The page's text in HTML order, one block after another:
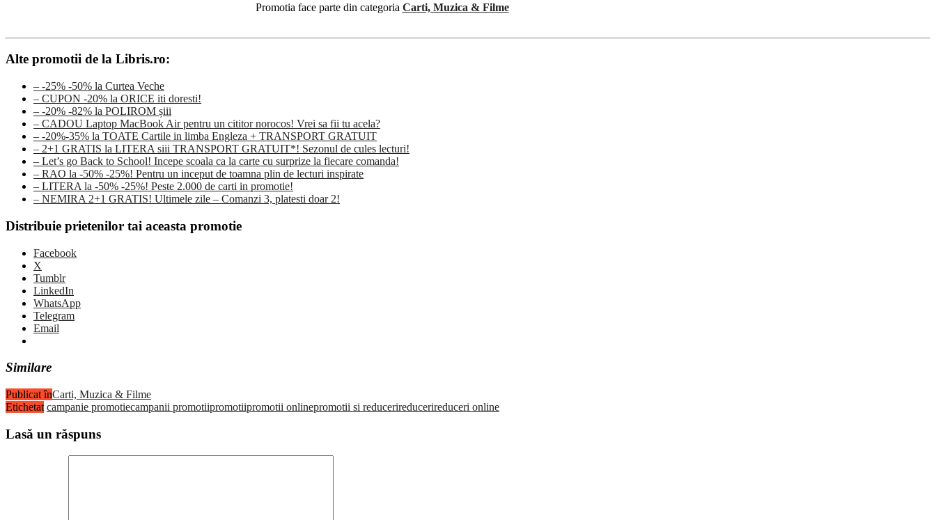
Promotia face parte din categoria Carti, Muzica & Filme
Alte promotii de la Libris.ro:
– -25% -50% la Curtea Veche
– CUPON -20% la ORICE iti doresti!
– -20% -82% la POLIROM șiii
– CADOU Laptop MacBook Air pentru un cititor norocos! Vrei sa fii tu acela?
– -20%-35% la TOATE Cartile in limba Engleza + TRANSPORT GRATUIT
– 2+1 GRATIS la LITERA siii TRANSPORT GRATUIT*! Sezonul de cules lecturi!
– Let’s go Back to School! Incepe scoala ca la carte cu surprize la fiecare comanda!
– RAO la -50% -25%! Pentru un inceput de toamna plin de lecturi inspirate
– LITERA la -50% -25%! Peste 2.000 de carti in promotie!
– NEMIRA 2+1 GRATIS! Ultimele zile – Comanzi 3, platesti doar 2!
Distribuie prietenilor tai aceasta promotie
Facebook
X
Tumblr
LinkedIn
WhatsApp
Telegram
Email
Similare
Publicat înCarti, Muzica & Filme
Etichetat campanie promotiecampanii promotiipromotiipromotii onlinepromotii si reducerireducerireduceri online
Lasă un răspuns